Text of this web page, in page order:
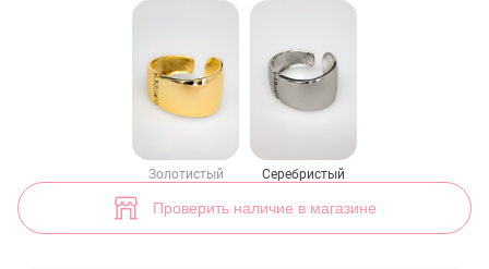
Золотистый Серебристый
Проверить наличие в магазине
Серебристый массивный браслет (арт. 48768) ♡ интернет-магазин